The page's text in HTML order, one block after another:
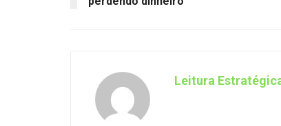
Leitura